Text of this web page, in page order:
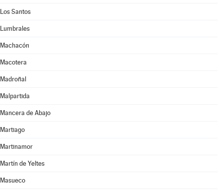
Los Santos
Lumbrales
Machacón
Macotera
Madroñal
Malpartida
Mancera de Abajo
Martiago
Martinamor
Martín de Yeltes
Masueco